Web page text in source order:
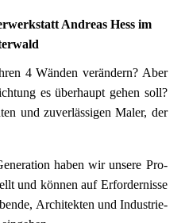
Andreas Hess im
4 Wän­den ver­ändern? Aber
es über­haupt gehen soll?
und zu­ver­­lässigen Maler, der
haben wir unsere Pro­
und können auf Erfor­der­nisse
Architekten und Industrie­